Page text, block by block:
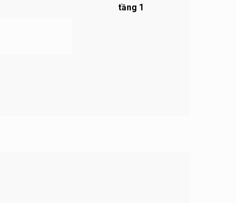
tầng 1